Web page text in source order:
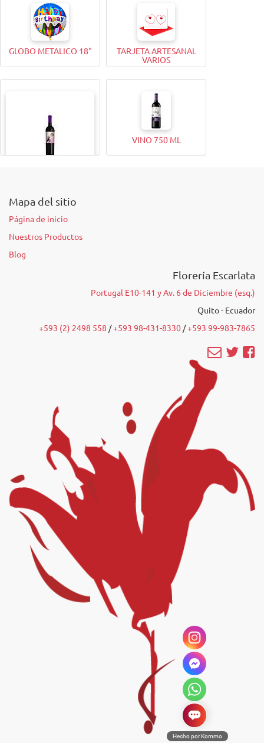
BOMBONES FERRERO
ROCHER (12 Unidades)
GLOBO METALICO 9"
GLOBO METALICO 18"
TARJETA ARTESANAL
VARIOS
VINO 750 ML
Mapa del sitio
Página de inicio
Nuestros Productos
Blog
Florería Escarlata
Portugal E10-141 y Av. 6 de Diciembre (esq.)
Quito - Ecuador
+593 (2) 2498 558 /‭+593 98-431-8330 ‬ /‭+593 99-983-7865‬
Hecho por Kommo